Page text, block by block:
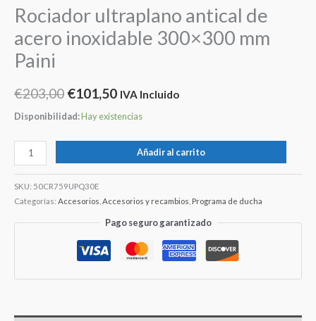
Rociador ultraplano antical de
acero inoxidable 300×300 mm
Paini
€203,00 €101,50 IVA Incluido
Disponibilidad:Hay existencias
Añadir al carrito
SKU: 50CR759UPQ30E
Categorías: Accesorios Accesorios y recambios Programa de ducha
Pago seguro garantizado